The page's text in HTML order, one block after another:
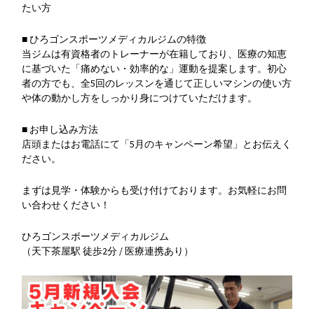
たい方
■ ひろゴンスポーツメディカルジムの特徴
当ジムは有資格者のトレーナーが在籍しており、医療の知恵
に基づいた「痛めない・効率的な」運動を提案します。初心
者の方でも、全5回のレッスンを通じて正しいマシンの使い方
や体の動かし方をしっかり身につけていただけます。
■ お申し込み方法
店頭またはお電話にて「5月のキャンペーン希望」とお伝えく
ださい。
まずは見学・体験からも受け付けております。お気軽にお問
い合わせください！
ひろゴンスポーツメディカルジム
（天下茶屋駅 徒歩2分 / 医療連携あり）